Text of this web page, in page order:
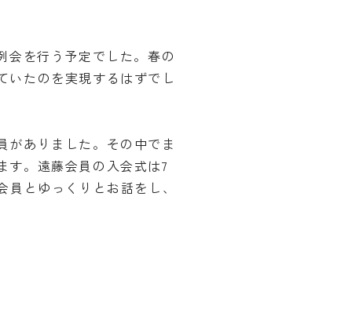
会を行う予定でした。春の
いたのを実現するはずでし
がありました。その中でま
す。遠藤会員の入会式は7
とゆっくりとお話をし、